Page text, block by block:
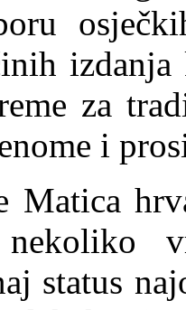
za
i
Matica
status